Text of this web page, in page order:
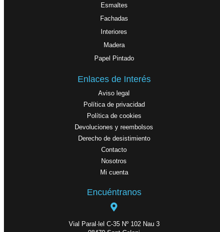
Esmaltes
Fachadas
Interiores
Madera
Papel Pintado
Enlaces de Interés
Aviso legal
Política de privacidad
Política de cookies
Devoluciones y reembolsos
Derecho de desistimiento
Contacto
Nosotros
Mi cuenta
Encuéntranos
Vial Paral·lel C-35 Nº 102 Nau 3